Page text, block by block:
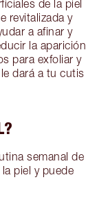
de la piel
revitalizada y
a afinar y
la aparición
para exfoliar y
dará a tu cutis
semanal de
piel y puede